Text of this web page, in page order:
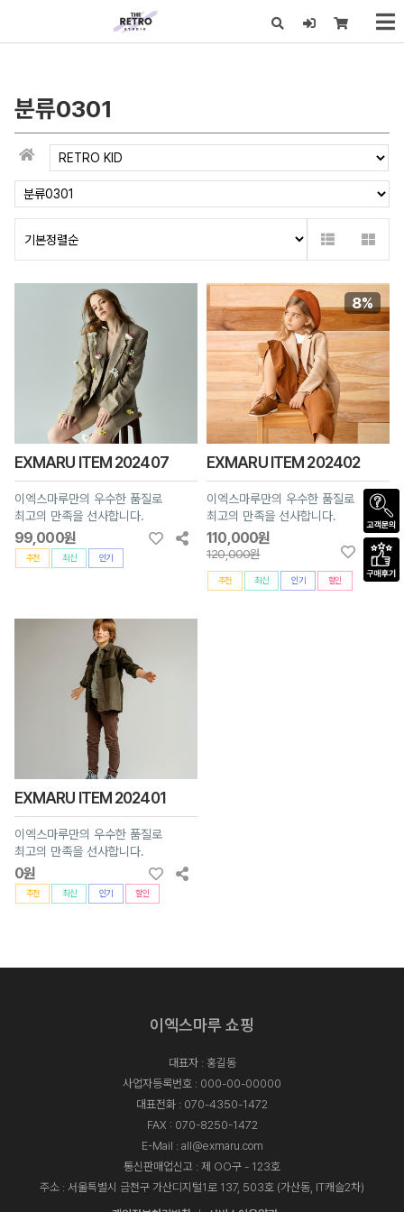
분류0301
EXMARU ITEM 202407
이엑스마루만의 우수한 품질로
최고의 만족을 선사합니다.
99,000원
추천 최신 인기
8%
EXMARU ITEM 202402
이엑스마루만의 우수한 품질로
최고의 만족을 선사합니다.
110,000원
120,000원
추천 최신 인기 할인
EXMARU ITEM 202401
이엑스마루만의 우수한 품질로
최고의 만족을 선사합니다.
0원
추천 최신 인기 할인
이엑스마루 쇼핑
대표자 : 홍길동
사업자등록번호 : 000-00-00000
대표전화 : 070-4350-1472
FAX : 070-8250-1472
E-Mail : all@exmaru.com
통신판매업신고 : 제 OO구 - 123호
주소 : 서울특별시 금천구 가산디지털1로 137, 503호 (가산동, IT캐슬2차)